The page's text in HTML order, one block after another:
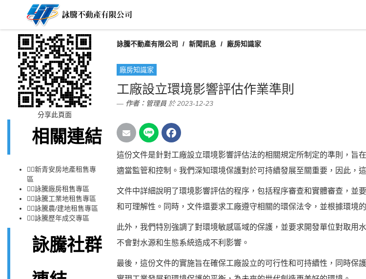
詠騰不動產有限公司 新聞訊息 廠房知識家
廠房知識家
工廠設立環境影響評估作業準則
作者： 管理員 於 2023-12-23
這份文件是針對工廠設立環境影響評估法的相關規定所制定的準則，旨
適當監管和控制。我們深知環境保護對於可持續發展至關重要，因此，
文件中詳細說明了環境影響評估的程序，包括程序審查和實體審查，並
和可理解性。同時，文件還要求工廠遵守相關的環保法令，並根據環境
此外，我們特別強調了對環境敏感區域的保護，並要求開發單位對取用
不會對水源和生態系統造成不利影響。
最後，這份文件的實施旨在確保工廠設立的可行性和可持續性，同時保
分享此頁面
相關連結
👉🏻新青安房地產租售專
區
👉🏻詠騰廠房租售專區
👉🏻詠騰工業地租售專區
👉🏻詠騰農/建地租售專區
👉🏻詠騰歷年成交專區
詠騰社群